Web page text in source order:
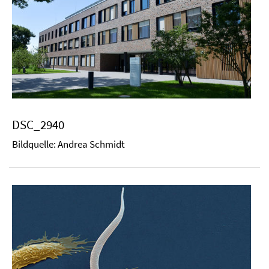
DSC_2940
Bildquelle: Andrea Schmidt